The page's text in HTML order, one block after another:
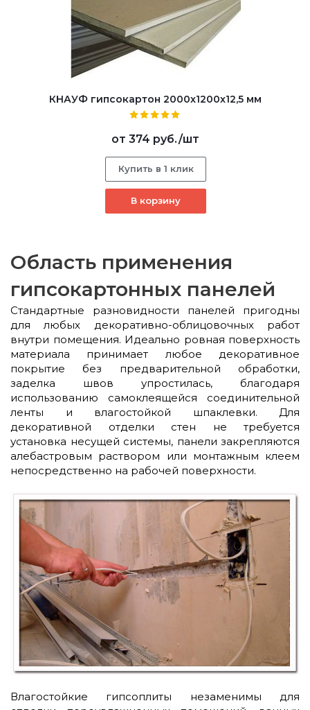
КНАУФ гипсокартон 2000x1200x12,5 мм
от 374 руб./шт
Купить в 1 клик
В корзину
Область применения
гипсокартонных панелей
Стандартные разновидности панелей пригодны
для любых декоративно-облицовочных работ
внутри помещения. Идеально ровная поверхность
материала принимает любое декоративное
покрытие без предварительной обработки,
заделка швов упростилась, благодаря
использованию самоклеящейся соединительной
ленты и влагостойкой шпаклевки. Для
декоративной отделки стен не требуется
установка несущей системы, панели закрепляются
алебастровым раствором или монтажным клеем
непосредственно на рабочей поверхности.
Влагостойкие гипсоплиты незаменимы для